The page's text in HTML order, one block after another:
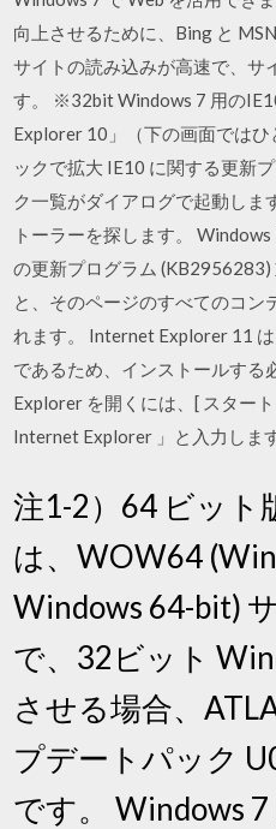
向上させるために、Bing と
サイトの読み込みが高速で、サ
す。 ※32bit Windows 7 用の
Explorer 10」（下の画面ではひ
ックで拡大 IE10 に関する更新
ク一覧がダイアログで起動しま
トーラーを探します。
の更新プログラム
と、そのページのすべてのコン
れます。 Internet Explorer 11
であるため、インストールす
Explorer を開くには、[ スター
Internet Explorer 」と入力します
注1-2）64 ビット
は、WOW64
Windows 64-bit)
で、32ビット
させる場合、
プデートパック
です。 Windows